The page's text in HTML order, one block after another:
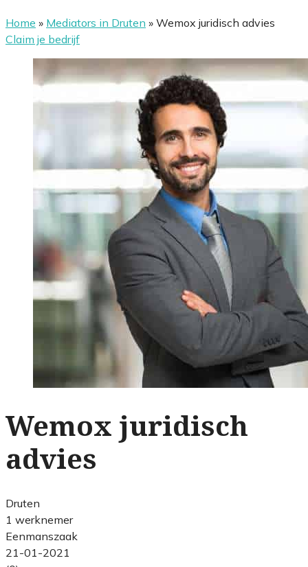
Home » Mediators in Druten » Wemox juridisch advies
Claim je bedrijf
Wemox juridisch
advies
Druten
1 werknemer
Eenmanszaak
21-01-2021